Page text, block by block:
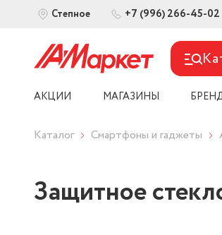
Степное +7 (996) 266-45-02
АКЦИИ МАГАЗИНЫ
Каталог Смартфоны и гаджеты
Защитное